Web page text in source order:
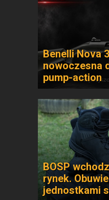
Benelli Nova
nowoczesna
pump-action
BOSP
rynek.
jednostkami